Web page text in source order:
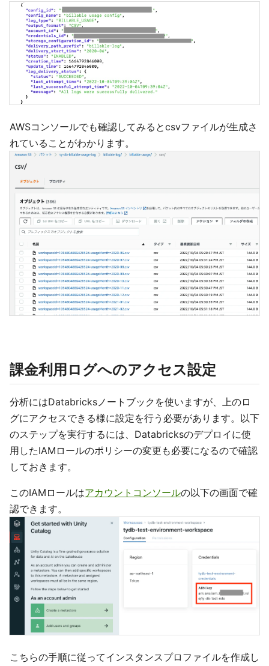
AWSコンソールでも確認してみるとcsvファイルが生成さ
れていることがわかります。
課金利用ログへのアクセス設定
分析にはDatabricksノートブックを使いますが、上のロ
グにアクセスできる様に設定を行う必要があります。以下
のステップを実行するには、Databricksのデプロイに使
用したIAMロールのポリシーの変更も必要になるので確認
しておきます。
このIAMロールはアカウントコンソールの以下の画面で確
認できます。
こちらの手順に従ってインスタンスプロファイルを作成し